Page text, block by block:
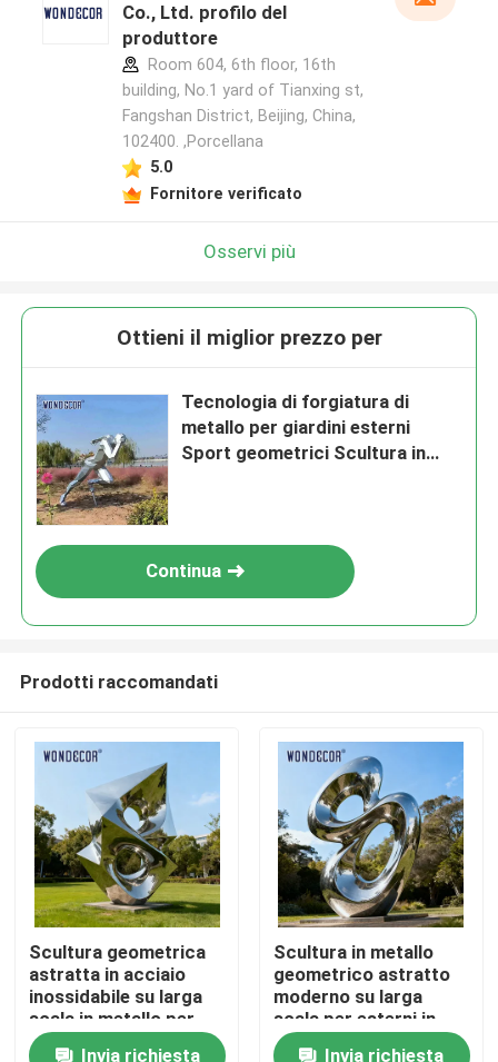
Casa
Prodotti
Chi siamo
Co., Ltd. profilo del
produttore
Room 604, 6th floor, 16th
building, No.1 yard of Tianxing st,
Fangshan District, Beijing, China,
102400. ,Porcellana
5.0
Fornitore verificato
Osservi più
Ottieni il miglior prezzo per
Tecnologia di forgiatura di
metallo per giardini esterni
Sport geometrici Scultura in
Continua
Prodotti raccomandati
Scultura geometrica
astratta in acciaio
inossidabile su larga
scala in metallo per
parchi all&#39;aperto
Invia richiesta
Scultura in metallo
geometrico astratto
moderno su larga
scala per esterni in
acciaio inossidabile
Invia richiesta